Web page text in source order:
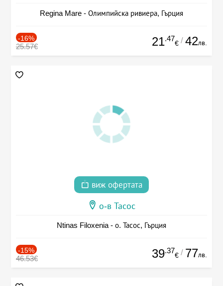
Regina Mare - Олимпийска ривиера, Гърция
-16%
25.57€ 21.47
€ / 42лв.
виж офертата
о-в Тасос
Ntinas Filoxenia - о. Тасос, Гърция
-15%
46.53€ 39.37
€ / 77лв.